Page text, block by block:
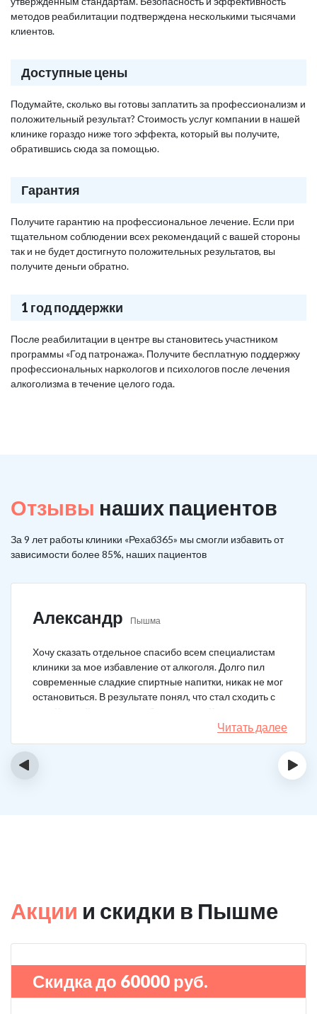
методов реабилитации подтверждена несколькими тысячами
клиентов.
Доступные цены
Подумайте, сколько вы готовы заплатить за профессионализм и
положительный результат? Стоимость услуг компании в нашей
клинике гораздо ниже того эффекта, который вы получите,
обратившись сюда за помощью.
Гарантия
Получите гарантию на профессиональное лечение. Если при
тщательном соблюдении всех рекомендаций с вашей стороны
так и не будет достигнуто положительных результатов, вы
получите деньги обратно.
1 год поддержки
После реабилитации в центре вы становитесь участником
программы «Год патронажа». Получите бесплатную поддержку
профессиональных наркологов и психологов после лечения
алкоголизма в течение целого года.
Отзывы наших пациентов
За 9 лет работы клиники «Рехаб365» мы смогли избавить от
зависимости более 85%, наших пациентов
Александр Пышма
Хочу сказать отдельное спасибо всем специалистам
клиники за мое избавление от алкоголя. Долго пил
современные сладкие спиртные напитки, никак не мог
остановиться. В результате понял, что стал сходить с
ума. Каждый день не мог без выпивки. Когда осознал,
понял, что надо что-то в своей жизни менять. Нашел
телефон клиники в интернете, сразу приехал и
Читать далее
‹ ›
Акции и скидки в Пышме
Скидка до 60000 руб.